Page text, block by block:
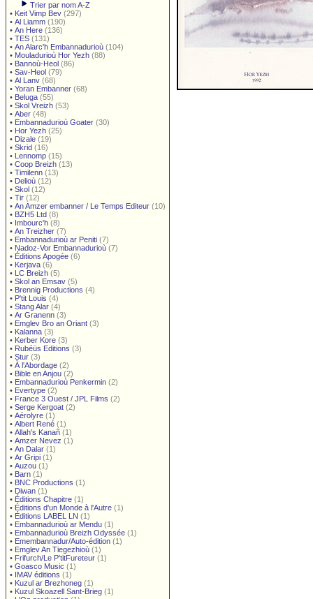
Trier par nom A-Z
• Keit Vimp Bev (297)
• Al Liamm (190)
• An Here (136)
• TES (131)
• An Alarc'h Embannadurioù (104)
• Mouladurioù Hor Yezh (88)
• Bannoù-Heol (86)
• Sav-Heol (79)
• Al Lanv (68)
• Yoran Embanner (68)
• Beluga (55)
• Skol Vreizh (53)
• Aber (48)
• Embannadurioù Goater (30)
• Hor Yezh (25)
• Dizale (19)
• Skrid (16)
• Lennomp (15)
• Coop Breizh (13)
• Timilenn (13)
• Delioù (12)
• Skol (12)
• Tir (12)
• An Amzer embanner / Le Temps Editeur (10)
• BZH5 Ltd (8)
• Imbourc'h (8)
• An Treizher (7)
• Embannadurioù ar Peniti (7)
• Nadoz-Vor Embannadurioù (7)
• Éditions Apogée (6)
• Kerjava (6)
• LC Breizh (5)
• Skol an Emsav (5)
• Brennig Productions (4)
• P'tit Louis (4)
• Stang Alar (4)
• Ar Granenn (3)
• Emglev Bro an Oriant (3)
• Kalanna (3)
• Kerber Kore (3)
• Rubéüs Editions (3)
• Stur (3)
• À l'Abordage (2)
• Bible en Anjou (2)
• Embannadurioù Penkermin (2)
• Evertype (2)
• France 3 Ouest / JPL Films (2)
• Serge Kergoat (2)
• Aérolyre (1)
• Albert René (1)
• Allah's Kanañ (1)
• Amzer Nevez (1)
• An Dalar (1)
• Ar Gripi (1)
• Auzou (1)
• Barn (1)
• BNC Productions (1)
• Diwan (1)
• Éditions Chapitre (1)
• Éditions d'un Monde à l'Autre (1)
• Éditions LABEL LN (1)
• Embannadurioù ar Mendu (1)
• Embannadurioù Breizh Odyssée (1)
• Emembannadur/Auto-édition (1)
• Emglev An Tiegezhioù (1)
• Frifurch/Le P'titFureteur (1)
• Goasco Music (1)
• IMAV éditions (1)
• Kuzul ar Brezhoneg (1)
• Kuzul Skoazell Sant-Brieg (1)